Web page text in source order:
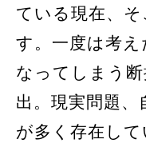
ている現在、
す。一度は考
なってしまう
出。現実問題
が多く存在し